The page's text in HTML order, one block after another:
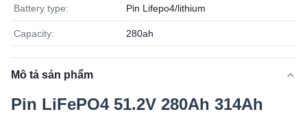
Battery type: Pin Lifepo4/lithium
Capacity: 280ah
Mô tả sản phẩm
Pin LiFePO4 51.2V 280Ah 314Ah